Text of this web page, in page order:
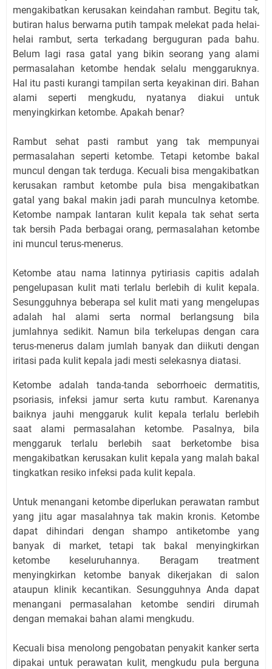
mengakibatkan kerusakan keindahan rambut. Begitu tak,
butiran halus berwarna putih tampak melekat pada helai-
helai rambut, serta terkadang berguguran pada bahu.
Belum lagi rasa gatal yang bikin seorang yang alami
permasalahan ketombe hendak selalu menggaruknya.
Hal itu pasti kurangi tampilan serta keyakinan diri. Bahan
alami seperti mengkudu, nyatanya diakui untuk
menyingkirkan ketombe. Apakah benar?
Rambut sehat pasti rambut yang tak mempunyai
permasalahan seperti ketombe. Tetapi ketombe bakal
muncul dengan tak terduga. Kecuali bisa mengakibatkan
kerusakan rambut ketombe pula bisa mengakibatkan
gatal yang bakal makin jadi parah munculnya ketombe.
Ketombe nampak lantaran kulit kepala tak sehat serta
tak bersih Pada berbagai orang, permasalahan ketombe
ini muncul terus-menerus.
Ketombe atau nama latinnya pytiriasis capitis adalah
pengelupasan kulit mati terlalu berlebih di kulit kepala.
Sesungguhnya beberapa sel kulit mati yang mengelupas
adalah hal alami serta normal berlangsung bila
jumlahnya sedikit. Namun bila terkelupas dengan cara
terus-menerus dalam jumlah banyak dan diikuti dengan
iritasi pada kulit kepala jadi mesti selekasnya diatasi.
Ketombe adalah tanda-tanda seborrhoeic dermatitis,
psoriasis, infeksi jamur serta kutu rambut. Karenanya
baiknya jauhi menggaruk kulit kepala terlalu berlebih
saat alami permasalahan ketombe. Pasalnya, bila
menggaruk terlalu berlebih saat berketombe bisa
mengakibatkan kerusakan kulit kepala yang malah bakal
tingkatkan resiko infeksi pada kulit kepala.
Untuk menangani ketombe diperlukan perawatan rambut
yang jitu agar masalahnya tak makin kronis. Ketombe
dapat dihindari dengan shampo antiketombe yang
banyak di market, tetapi tak bakal menyingkirkan
ketombe keseluruhannya. Beragam treatment
menyingkirkan ketombe banyak dikerjakan di salon
ataupun klinik kecantikan. Sesungguhnya Anda dapat
menangani permasalahan ketombe sendiri dirumah
dengan memakai bahan alami mengkudu.
Kecuali bisa menolong pengobatan penyakit kanker serta
dipakai untuk perawatan kulit, mengkudu pula berguna